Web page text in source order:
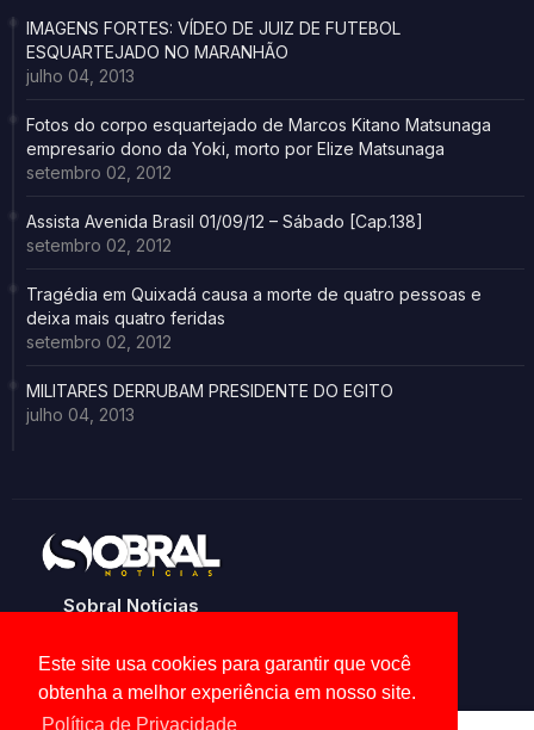
Este site usa cookies para garantir que você
obtenha a melhor experiência em nosso site.
Política de Privacidade
IMAGENS FORTES: VÍDEO DE JUIZ DE FUTEBOL
ESQUARTEJADO NO MARANHÃO
julho 04, 2013
Fotos do corpo esquartejado de Marcos Kitano Matsunaga
empresario dono da Yoki, morto por Elize Matsunaga
setembro 02, 2012
Assista Avenida Brasil 01/09/12 – Sábado [Cap.138]
setembro 02, 2012
Tragédia em Quixadá causa a morte de quatro pessoas e
deixa mais quatro feridas
setembro 02, 2012
MILITARES DERRUBAM PRESIDENTE DO EGITO
julho 04, 2013
Sobral Notícias